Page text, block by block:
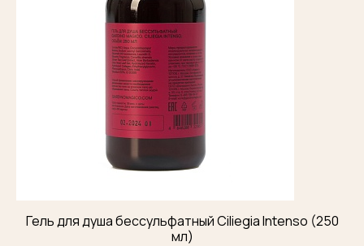
Гель для душа бессульфатный Ciliegia Intenso (250
мл)